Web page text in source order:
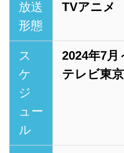
放送
形態
TVアニメ
ス
ケ
ジ
ュー
ル
2024年7月
テレビ東